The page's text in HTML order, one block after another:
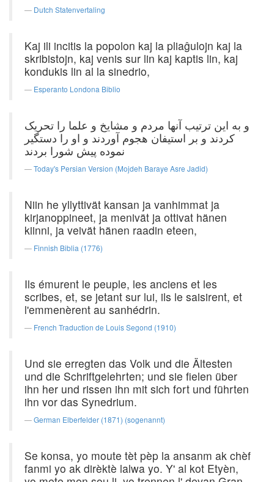
Dutch Statenvertaling
Kaj ili incitis la popolon kaj la pliaĝulojn kaj la
skribistojn, kaj venis sur lin kaj kaptis lin, kaj
kondukis lin al la sinedrio,
Esperanto Londona Biblio
و به این ترتیب آنها مردم و مشایخ و علما را تحریک
كردند و بر استیفان هجوم آوردند و او را دستگیر
نموده پیش شورا بردند
Today's Persian Version (Mojdeh Baraye Asre Jadid)
Niin he yllyttivät kansan ja vanhimmat ja
kirjanoppineet, ja menivät ja ottivat hänen
kiinni, ja veivät hänen raadin eteen,
Finnish Biblia (1776)
Ils émurent le peuple, les anciens et les
scribes, et, se jetant sur lui, ils le saisirent, et
l'emmenèrent au sanhédrin.
French Traduction de Louis Segond (1910)
Und sie erregten das Volk und die Ältesten
und die Schriftgelehrten; und sie fielen über
ihn her und rissen ihn mit sich fort und führten
ihn vor das Synedrium.
German Elberfelder (1871) (sogenannt)
Se konsa, yo moute tèt pèp la ansanm ak chèf
fanmi yo ak dirèktè lalwa yo. Y' al kot Etyèn,